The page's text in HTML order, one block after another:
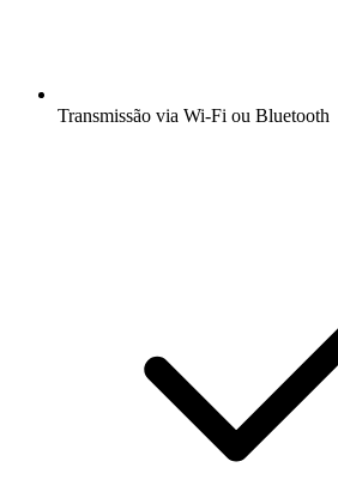
Transmissão via Wi-Fi ou Bluetooth